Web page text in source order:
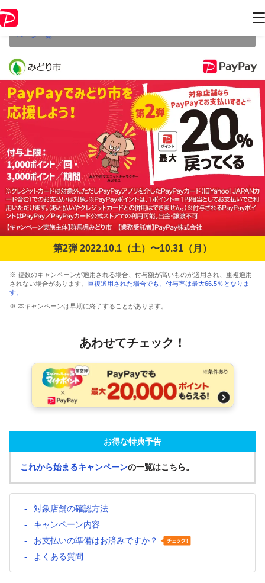
ジ内の情報はキャンペーン終了時点のものになります。
ペーン一覧
第2弾 2022.10.1（土）〜10.31（月）
※ 複数のキャンペーンが適用される場合、付与額が高いものが適用され、重複適用
されない場合があります。 重複適用された場合でも、付与率は最大66.5％となりま
す。
※ 本キャンペーンは早期に終了することがあります。
あわせてチェック！
お得な特典予告
これから始まるキャンペーンの一覧はこちら。
対象店舗の確認方法
キャンペーン内容
お支払いの準備はお済みですか？
よくある質問